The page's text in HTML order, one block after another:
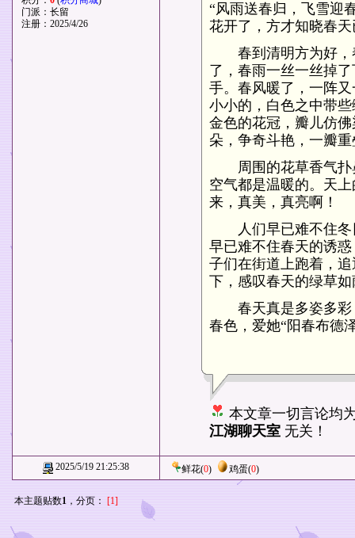
门派：长留
注册：2025/4/26
“风雨送春归，飞雪迎
花开了，方才知晓春
春到清明方为好，
了，春雨一丝一丝掉
手。春风暖了，一阵
小小的，白色之中带
金色的花冠，瓣儿仿
朵，争奇斗艳，一瓣
周围的花草香气扑
空气都是温暖的。天
来，真美，真亮啊！
人们早已难不住冬
早已难不住春天的诱
子们在街道上跑着，
下，感叹春天的绿草
春天真是多姿多彩
春色，爱她“阳春布德
本文章一切言论均
江湖聊天室 无关！
2025/5/19 21:25:38 鲜花(0) 鸡蛋(0)
本主题贴数1 ，分页： [1]